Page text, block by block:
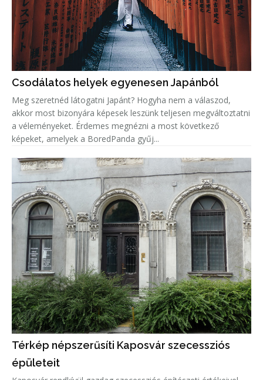
Csodálatos helyek egyenesen Japánból
Meg szeretnéd látogatni Japánt? Hogyha nem a válaszod,
akkor most bizonyára képesek leszünk teljesen megváltoztatni
a véleményeket. Érdemes megnézni a most következő
képeket, amelyek a BoredPanda gyűj...
Térkép népszerűsíti Kaposvár szecessziós
épületeit